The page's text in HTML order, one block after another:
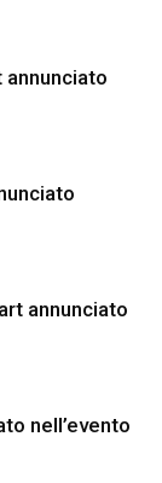
annunciato
nell’evento